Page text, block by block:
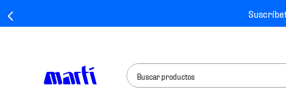
Buscar productos